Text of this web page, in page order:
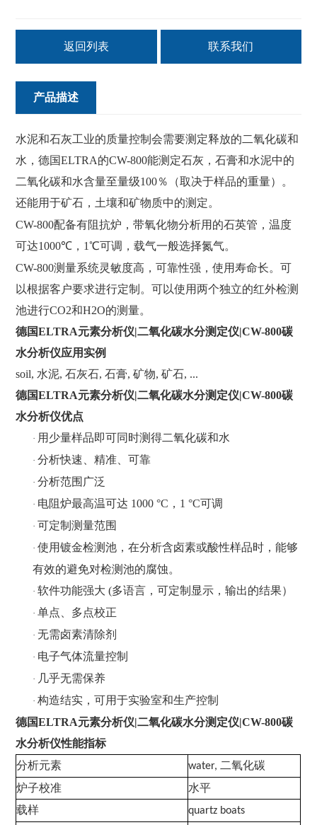
返回列表 联系我们
产品描述
水泥和石灰工业的质量控制会需要测定释放的二氧化碳和
水，德国ELTRA的CW-800能测定石灰，石膏和水泥中的
二氧化碳和水含量至量级100％（取决于样品的重量）。
还能用于矿石，土壤和矿物质中的测定。
CW-800配备有阻抗炉，带氧化物分析用的石英管，温度
可达1000℃， 1℃可调，载气一般选择氮气。
CW-800测量系统灵敏度高，可靠性强，使用寿命长。可
以根据客户要求进行定制。可以使用两个独立的红外检测
池进行CO2和H2O的测量。
德国ELTRA元素分析仪|二氧化碳水分测定仪|CW-800碳
水分析仪应用实例
soil, 水泥,石灰石,石膏,矿物,矿石, ...
德国ELTRA元素分析仪|二氧化碳水分测定仪|CW-800碳
水分析仪优点
· 用少量样品即可同时测得二氧化碳和水
·分析快速、精准、可靠
·分析范围广泛
· 电阻炉最高温可达 1000 °C ， 1 °C可调
· 可定制测量范围
·使用镀金检测池，在分析含卤素或酸性样品时，能够
有效的避免对检测池的腐蚀。
·软件功能强大 (多语言，可定制显示，输出的结果）
·单点、多点校正
·无需卤素清除剂
· 电子气体流量控制
· 几乎无需保养
·构造结实，可用于实验室和生产控制
德国ELTRA元素分析仪|二氧化碳水分测定仪|CW-800碳
水分析仪性能指标
分析元素
water,二氧化碳
炉子校准
水平
载样
quartz boats